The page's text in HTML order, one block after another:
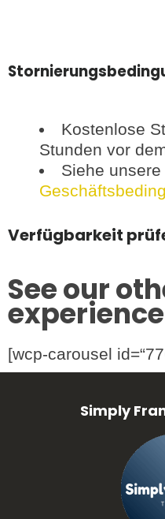
Kostenlose
Stunden vor
Siehe
Verfügbarkeit
See our
[wcp-carousel
Simply